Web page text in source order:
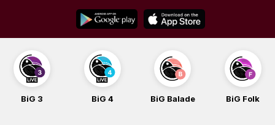
content
BiG 3 BiG 4 BiG Balade BiG Folk